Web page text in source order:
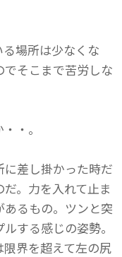
場所は少なくな
そこまで苦労しな
・。
差し掛かった時だ
。力を入れて止ま
るもの。ツンと突
する感じの姿勢。
界を超えて左の尻